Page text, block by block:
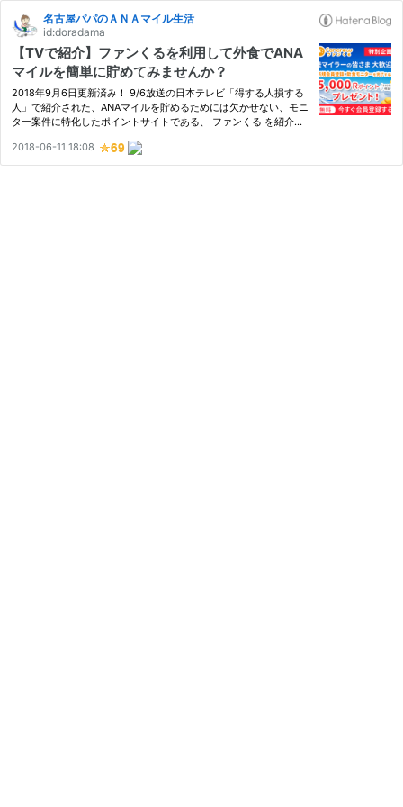
名古屋パパのＡＮＡマイル生活
id:doradama
【TVで紹介】ファンくるを利用して外食でANA
マイルを簡単に貯めてみませんか？
2018年9月6日更新済み！ 9/6放送の日本テレビ「得する人損する
人」で紹介された、ANAマイルを貯めるためには欠かせない、モニ
ター案件に特化したポイントサイトである、 ファンくる を紹介し
実際に飲食店などを利用し、帰宅後に調査結果を報告することでポ
イ…
2018-06-11 18:08